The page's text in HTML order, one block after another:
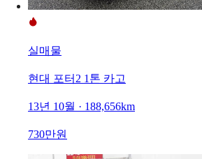
실매물
현대 포터2 1톤 카고
13년 10월 · 188,656km
730만원